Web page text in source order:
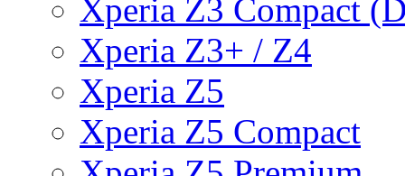
Xperia Z3 Compact
Xperia Z3+ / Z4
Xperia Z5
Xperia Z5 Compact